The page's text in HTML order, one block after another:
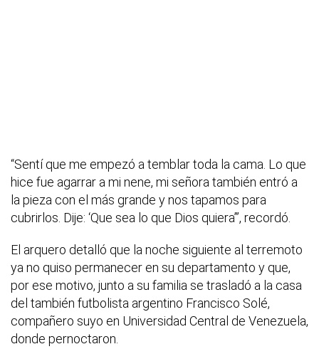
“Sentí que me empezó a temblar toda la cama. Lo que
hice fue agarrar a mi nene, mi señora también entró a
la pieza con el más grande y nos tapamos para
cubrirlos. Dije: ‘Que sea lo que Dios quiera’”, recordó.
El arquero detalló que la noche siguiente al terremoto
ya no quiso permanecer en su departamento y que,
por ese motivo, junto a su familia se trasladó a la casa
del también futbolista argentino Francisco Solé,
compañero suyo en Universidad Central de Venezuela,
donde pernoctaron.